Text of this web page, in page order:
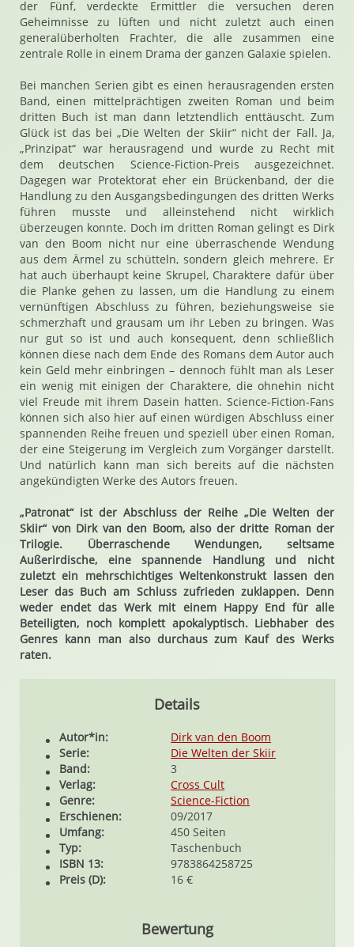
der Fünf, verdeckte Ermittler die versuchen deren
Geheimnisse zu lüften und nicht zuletzt auch einen
generalüberholten Frachter, die alle zusammen eine
zentrale Rolle in einem Drama der ganzen Galaxie spielen.
Bei manchen Serien gibt es einen herausragenden ersten
Band, einen mittelprächtigen zweiten Roman und beim
dritten Buch ist man dann letztendlich enttäuscht. Zum
Glück ist das bei „Die Welten der Skiir“ nicht der Fall. Ja,
„Prinzipat“ war herausragend und wurde zu Recht mit
dem deutschen Science-Fiction-Preis ausgezeichnet.
Dagegen war Protektorat eher ein Brückenband, der die
Handlung zu den Ausgangsbedingungen des dritten Werks
führen musste und alleinstehend nicht wirklich
überzeugen konnte. Doch im dritten Roman gelingt es Dirk
van den Boom nicht nur eine überraschende Wendung
aus dem Ärmel zu schütteln, sondern gleich mehrere. Er
hat auch überhaupt keine Skrupel, Charaktere dafür über
die Planke gehen zu lassen, um die Handlung zu einem
vernünftigen Abschluss zu führen, beziehungsweise sie
schmerzhaft und grausam um ihr Leben zu bringen. Was
nur gut so ist und auch konsequent, denn schließlich
können diese nach dem Ende des Romans dem Autor auch
kein Geld mehr einbringen – dennoch fühlt man als Leser
ein wenig mit einigen der Charaktere, die ohnehin nicht
viel Freude mit ihrem Dasein hatten. Science-Fiction-Fans
können sich also hier auf einen würdigen Abschluss einer
spannenden Reihe freuen und speziell über einen Roman,
der eine Steigerung im Vergleich zum Vorgänger darstellt.
Und natürlich kann man sich bereits auf die nächsten
angekündigten Werke des Autors freuen.
„Patronat“ ist der Abschluss der Reihe „Die Welten der
Skiir“ von Dirk van den Boom, also der dritte Roman der
Trilogie. Überraschende Wendungen, seltsame
Außerirdische, eine spannende Handlung und nicht
zuletzt ein mehrschichtiges Weltenkonstrukt lassen den
Leser das Buch am Schluss zufrieden zuklappen. Denn
weder endet das Werk mit einem Happy End für alle
Beteiligten, noch komplett apokalyptisch. Liebhaber des
Genres kann man also durchaus zum Kauf des Werks
raten.
Details
Autor*in:
Dirk van den Boom
Serie:
Die Welten der Skiir
Band:
3
Verlag:
Cross Cult
Genre:
Science-Fiction
Erschienen:
09/2017
Umfang:
450 Seiten
Typ:
Taschenbuch
ISBN 13:
9783864258725
Preis (D):
16 €
Bewertung